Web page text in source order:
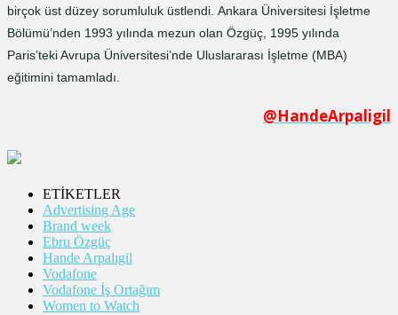
birçok üst düzey sorumluluk üstlendi. Ankara Üniversitesi İşletme
Bölümü’nden 1993 yılında mezun olan Özgüç, 1995 yılında
Paris’teki Avrupa Üniversitesi’nde Uluslararası İşletme (MBA)
eğitimini tamamladı.
@HandeArpaligil
ETİKETLER
Advertising Age
Brand week
Ebru Özgüç
Hande Arpalıgil
Vodafone
Vodafone İş Ortağım
Women to Watch